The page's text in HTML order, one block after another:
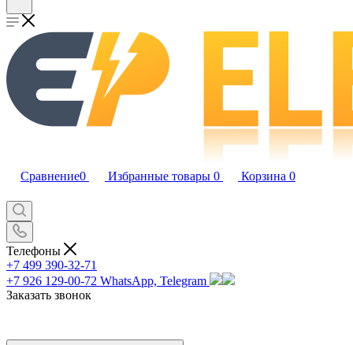
Сравнение0 Избранные товары 0 Корзина 0
Телефоны
+7 499 390-32-71
+7 926 129-00-72 WhatsApp, Telegram
Заказать звонок